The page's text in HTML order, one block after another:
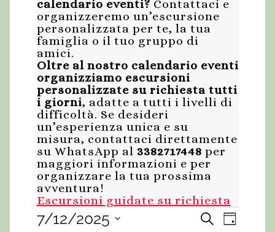
calendario eventi? Contattaci e
organizzeremo un’escursione
personalizzata per te, la tua
famiglia o il tuo gruppo di
amici.
Oltre al nostro calendario eventi
organizziamo escursioni
personalizzate su richiesta tutti
i giorni, adatte a tutti i livelli di
difficoltà. Se desideri
un’esperienza unica e su
misura, contattaci direttamente
su WhatsApp al 3382717448 per
maggiori informazioni e per
organizzare la tua prossima
avventura!
Escursioni guidate su richiesta
E
E
C
E
G
7/12/2025